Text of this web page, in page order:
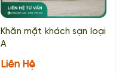
Khăn mặt khách sạn loại
A
Liên Hệ